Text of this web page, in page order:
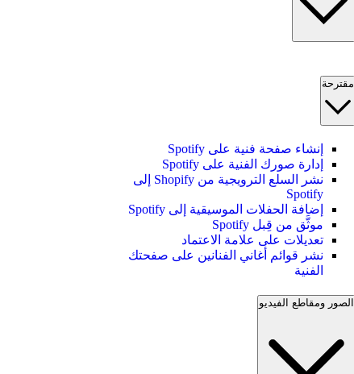
مقترحة
إنشاء صفحة فنية على Spotify
إدارة صورك الفنية على Spotify
نشر السلع الترويجية من Shopify إلى
Spotify
إضافة الحفلات الموسيقية إلى Spotify
موثَّق من قِبل Spotify
تعديلات على علامة الاعتماد
نشر قوائم أغاني الفنانين على صفحتك
الفنية
الصور ومقاطع الفيديو